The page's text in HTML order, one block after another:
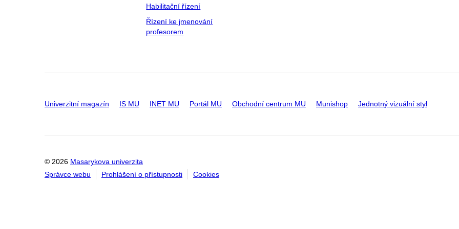
Habilitační řízení
Řízení ke jmenování
profesorem
Univerzitní magazín IS MU INET MU Portál MU Obchodní centrum MU Munishop Jednotný vizuální styl
© 2026 Masarykova univerzita
Správce webu
Prohlášení o přístupnosti Cookies